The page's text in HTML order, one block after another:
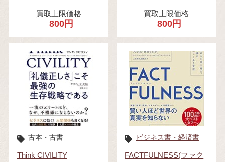
買取上限価格
800円
買取上限価格
800円
古本・古書
Think CIVILITY
ビジネス書・経済書
FACTFULNESS(ファク